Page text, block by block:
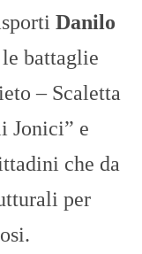
Danilo
battaglie
– Scaletta
Jonici” e
che da
per